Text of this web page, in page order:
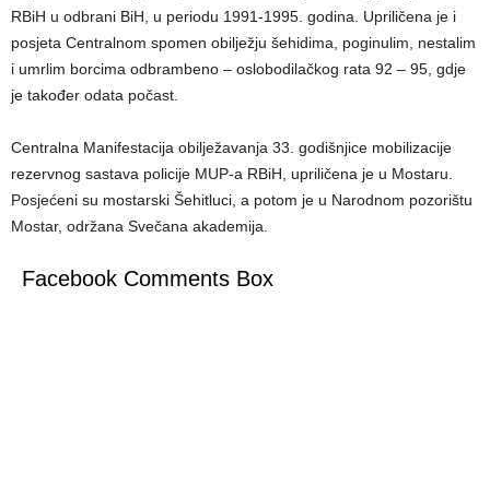
RBiH u odbrani BiH, u periodu 1991-1995. godina. Upriličena je i
posjeta Centralnom spomen obilježju šehidima, poginulim, nestalim
i umrlim borcima odbrambeno – oslobodilačkog rata 92 – 95, gdje
je također odata počast.
Centralna Manifestacija obilježavanja 33. godišnjice mobilizacije
rezervnog sastava policije MUP-a RBiH, upriličena je u Mostaru.
Posjećeni su mostarski Šehitluci, a potom je u Narodnom pozorištu
Mostar, održana Svečana akademija.
Facebook Comments Box